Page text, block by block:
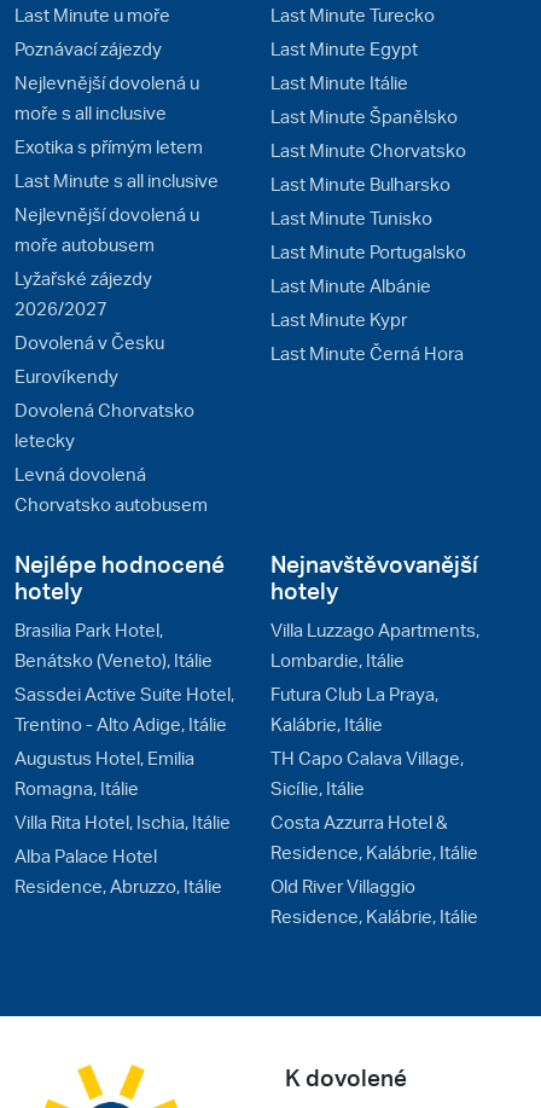
Last Minute u moře
Poznávací zájezdy
Nejlevnější dovolená u
moře s all inclusive
Exotika s přímým letem
Last Minute s all inclusive
Nejlevnější dovolená u
moře autobusem
Lyžařské zájezdy
2026/2027
Dovolená v Česku
Eurovíkendy
Dovolená Chorvatsko
letecky
Levná dovolená
Chorvatsko autobusem
Last Minute Turecko
Last Minute Egypt
Last Minute Itálie
Last Minute Španělsko
Last Minute Chorvatsko
Last Minute Bulharsko
Last Minute Tunisko
Last Minute Portugalsko
Last Minute Albánie
Last Minute Kypr
Last Minute Černá Hora
Nejlépe hodnocené
hotely
Brasilia Park Hotel,
Benátsko (Veneto), Itálie
Sassdei Active Suite Hotel,
Trentino - Alto Adige, Itálie
Augustus Hotel, Emilia
Romagna, Itálie
Villa Rita Hotel, Ischia, Itálie
Alba Palace Hotel
Residence, Abruzzo, Itálie
Nejnavštěvovanější
hotely
Villa Luzzago Apartments,
Lombardie, Itálie
Futura Club La Praya,
Kalábrie, Itálie
TH Capo Calava Village,
Sicílie, Itálie
Costa Azzurra Hotel &
Residence, Kalábrie, Itálie
Old River Villaggio
Residence, Kalábrie, Itálie
K dovolené